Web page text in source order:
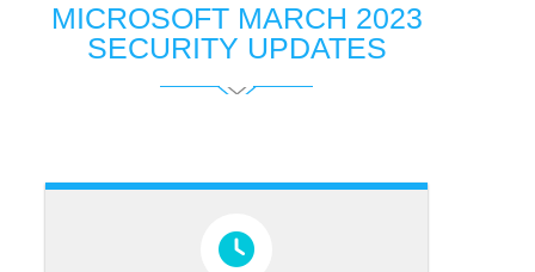
MICROSOFT MARCH 2023
SECURITY UPDATES